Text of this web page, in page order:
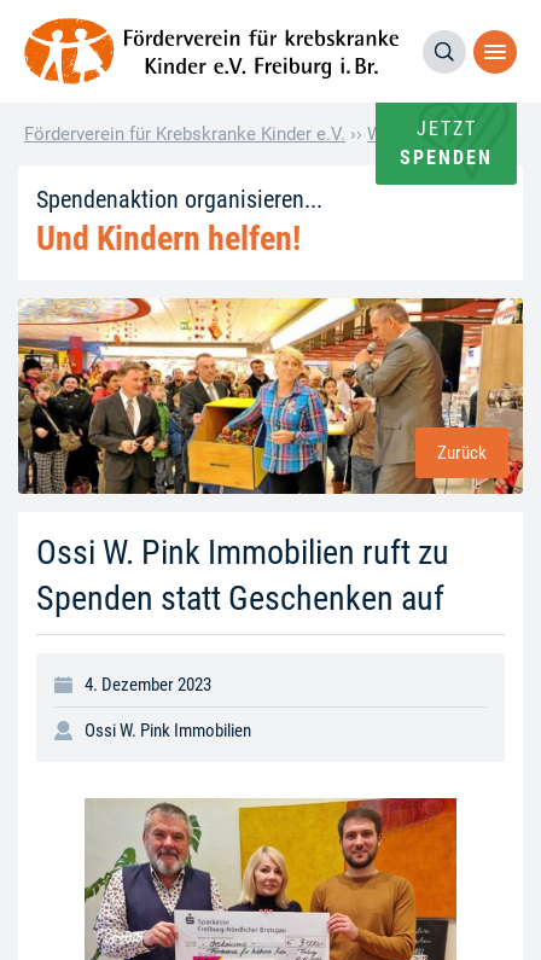
JETZT
SPENDEN
Förderverein für Krebskranke Kinder e.V. ›› Wie andere helfen
Spendenaktion organisieren...
Und Kindern helfen!
Ossi W. Pink Immobilien ruft zu
Spenden statt Geschenken auf
Zurück
4. Dezember 2023
Ossi W. Pink Immobilien